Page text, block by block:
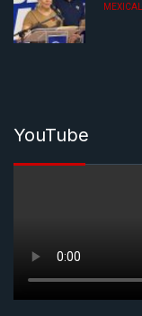
MEXICALI
YouTube